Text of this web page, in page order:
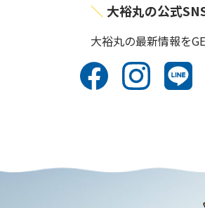
大裕丸の公式
⼤裕丸の最新情報を